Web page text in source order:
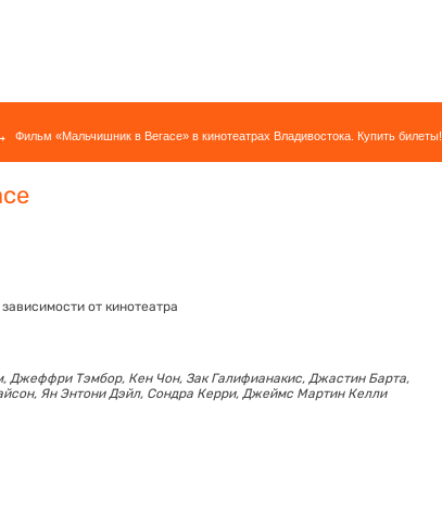
Фильм «Мальчишник в Вегасе» в кинотеатрах Владивостока. Купить билеты!
от кинотеатра
Джеффри Тэмбор, Кен Чон, Зак Галифианакис, Джастин Барта,
Ян Энтони Дэйл, Сондра Керри, Джеймс Мартин Келли